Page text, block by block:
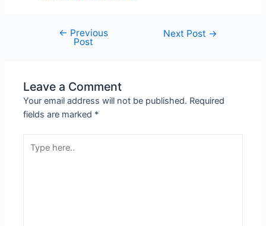
← Previous
Post
Next Post →
Leave a Comment
Your email address will not be published. Required
fields are marked *
here..